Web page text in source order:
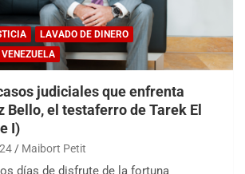
LAVADO DE DINERO
VENEZUELA
judiciales que enfrenta
Bello, el testaferro de Tarek El
I)
Maibort Petit
días de disfrute de la fortuna